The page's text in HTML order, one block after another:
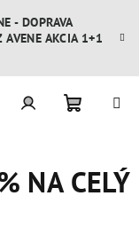
- DOPRAVA
AVENE AKCIA 1+1
košík
NA CELÝ